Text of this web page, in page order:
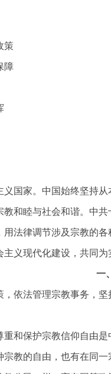
策
障
义国家。中国始终坚持
和睦与社会和谐。中
法律调节涉及宗教的
义现代化建设，共同
一
，依法管理宗教事务，
重和保护宗教信仰自由
教的自由，也有在同